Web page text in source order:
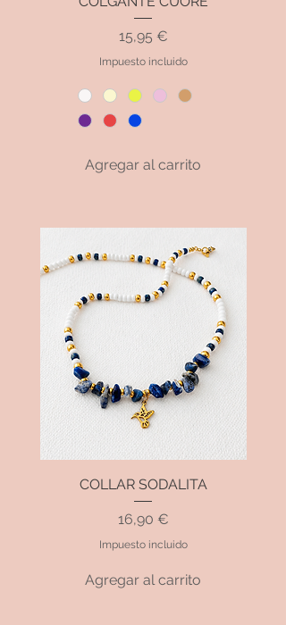
Precio
15,95 €
Impuesto incluido
Agregar al carrito
COLLAR SODALITA
Precio
16,90 €
Impuesto incluido
Agregar al carrito